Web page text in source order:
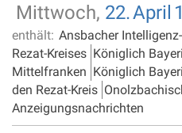
Mittwoch, 22.April
enthält: Ansbacher
Rezat-Kreises Königlich
Mittelfranken Königlich
den Rezat-Kreis
Anzeigungsnachrichten